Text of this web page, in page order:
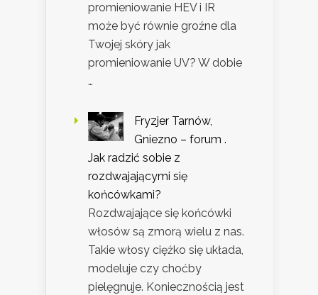
promieniowanie HEV i IR
może być równie groźne dla
Twojej skóry jak
promieniowanie UV? W dobie
…
Fryzjer Tarnów,
Gniezno – forum .
Jak radzić sobie z
rozdwajającymi się
końcówkami?
Rozdwajające się końcówki
włosów są zmorą wielu z nas.
Takie włosy ciężko się układa,
modeluje czy choćby
pielęgnuje. Koniecznością jest